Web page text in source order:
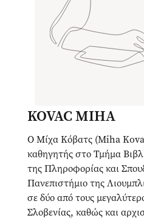
KOVAC MIHA
Ο Μίχα Κόβατς (Miha
καθηγητής στο Τμήμα
της Πληροφορίας και
Πανεπιστήμιο της
σε δύο από τους
Σλοβενίας, καθώς και